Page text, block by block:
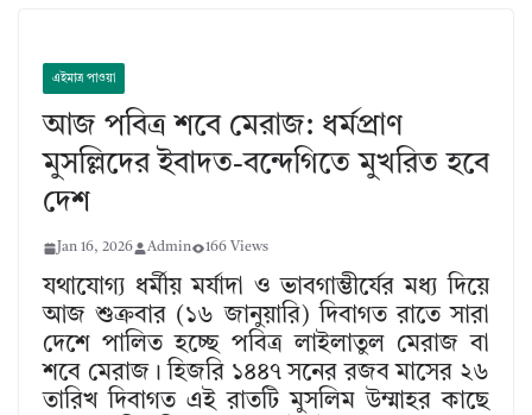
এইমাত্র পাওয়া
আজ পবিত্র শবে মেরাজ: ধর্মপ্রাণ
মুসল্লিদের ইবাদত-বন্দেগিতে মুখরিত হবে
দেশ
Jan 16, 2026 Admin 166 Views
যথাযোগ্য ধর্মীয় মর্যাদা ও ভাবগাম্ভীর্যের মধ্য দিয়ে
আজ শুক্রবার (১৬ জানুয়ারি) দিবাগত রাতে সারা
দেশে পালিত হচ্ছে পবিত্র লাইলাতুল মেরাজ বা
শবে মেরাজ। হিজরি ১৪৪৭ সনের রজব মাসের ২৬
তারিখ দিবাগত এই রাতটি মুসলিম উম্মাহর কাছে